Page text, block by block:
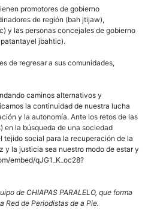
promotores de gobierno
de región (bah jtijaw),
y las personas concejales de gobierno
jbahtic).
de regresar a sus comunidades,
caminos alternativos y
la continuidad de nuestra lucha
y la autonomía. Ante los retos de las
en la búsqueda de una sociedad
social para la recuperación de la
y la justicia sea nuestro modo de estar y
embed/qJG1_K_oc28?
de CHIAPAS PARALELO, que forma
Red de Periodistas de a Pie.